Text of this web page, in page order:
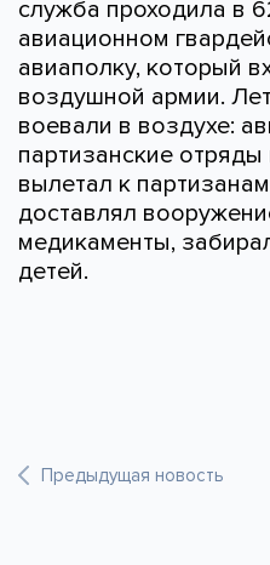
служба проходила в
авиационном
авиаполку, который
воздушной армии.
воевали в воздухе:
партизанские отряды
вылетал к
доставлял
медикаменты,
детей.
Предыдущая новость